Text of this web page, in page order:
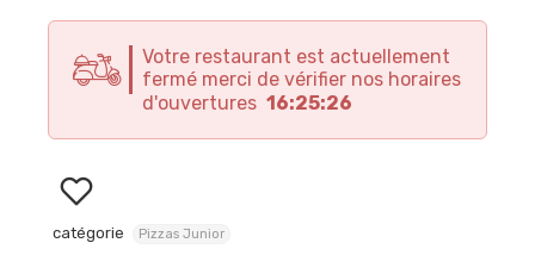
Votre restaurant est actuellement
fermé merci de vérifier nos horaires
d'ouvertures 16:25:26
catégorie Pizzas Junior